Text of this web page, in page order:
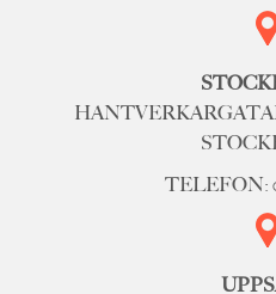
HANTVERKARGATAN
TELEFON: